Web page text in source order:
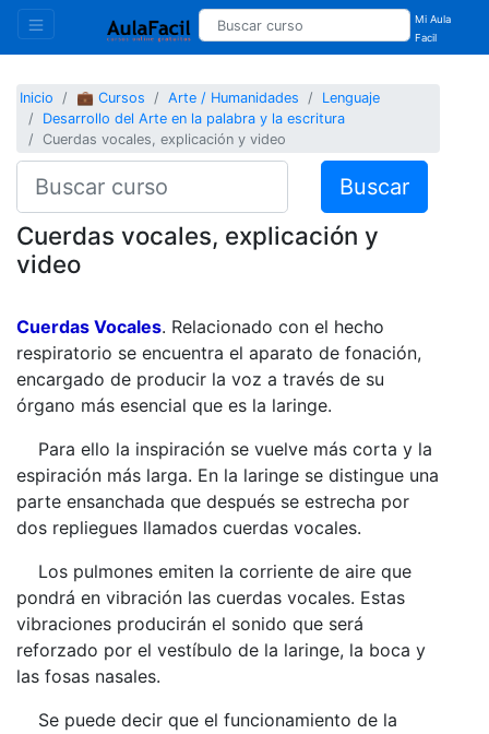
Mi Aula
Facil
Inicio 💼 Cursos Arte / Humanidades
Lenguaje
Desarrollo del Arte en la palabra y la escritura
Cuerdas vocales, explicación y video
Buscar
Cuerdas vocales, explicación y
video
Cuerdas Vocales. Relacionado con el hecho
respiratorio se encuentra el aparato de fonación,
encargado de producir la voz a través de su
órgano más esencial que es la laringe.
Para ello la inspiración se vuelve más corta y la
espiración más larga. En la laringe se distingue una
parte ensanchada que después se estrecha por
dos repliegues llamados cuerdas vocales.
Los pulmones emiten la corriente de aire que
pondrá en vibración las cuerdas vocales. Estas
vibraciones producirán el sonido que será
reforzado por el vestíbulo de la laringe, la boca y
las fosas nasales.
Se puede decir que el funcionamiento de la